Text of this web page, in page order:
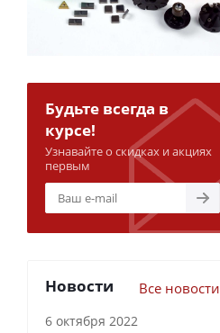
Будьте всегда в
курсе!
Узнавайте о скидках и акциях
первым
Новости Все новости
6 октября 2022